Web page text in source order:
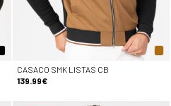
CASACO SMK LISTAS CB
139.99€